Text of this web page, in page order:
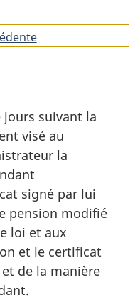
de
jours suivant la
visé au
la
signé par lui
pension modifié
loi et aux
et le certificat
de la manière